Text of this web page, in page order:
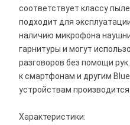
соответствует классу
подходит для
наличию микрофона
гарнитуры и могут
разговоров без помощи
к смартфонам и другим
устройствам
Характеристики: